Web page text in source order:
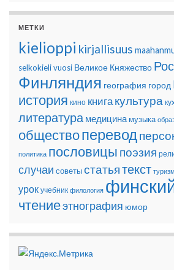
МЕТКИ
kielioppi kirjallisuus
selkokielivuosi Великое Княжество
Финляндия география город
история кино книгакультура
литература медицина музыка
обществоперевод
политика пословицы поэзия
случаи советыстатьятекст туризм
урок учебник филология
чтениеэтнография юмор